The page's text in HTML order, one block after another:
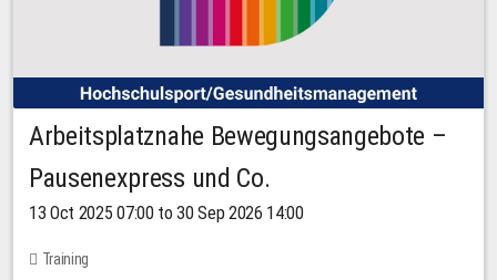
Arbeitsplatznahe Bewegungsangebote –
Pausenexpress und Co.
13 Oct 2025 07:00 to 30 Sep 2026 14:00
Training